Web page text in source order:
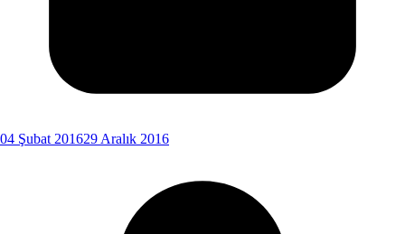
04 Şubat 201629 Aralık 2016